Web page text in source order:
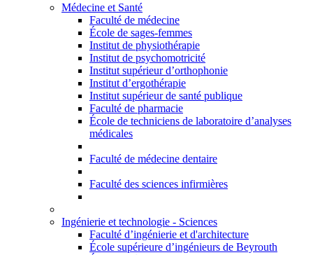
Médecine et Santé
Faculté de médecine
École de sages-femmes
Institut de physiothérapie
Institut de psychomotricité
Institut supérieur d’orthophonie
Institut d’ergothérapie
Institut supérieur de santé publique
Faculté de pharmacie
École de techniciens de laboratoire d’analyses
médicales
Faculté de médecine dentaire
Faculté des sciences infirmières
Ingénierie et technologie - Sciences
Faculté d’ingénierie et d'architecture
École supérieure d’ingénieurs de Beyrouth